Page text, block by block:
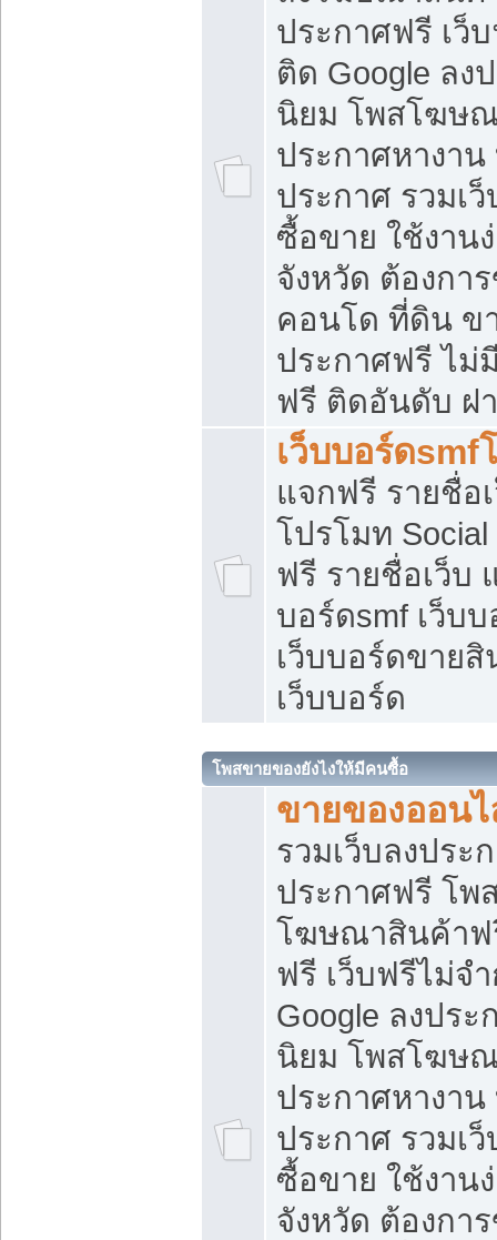
ประกาศฟรี เว็
ติด Google ลง
นิยม โพสโฆษ
ประกาศหางาน
ประกาศ รวมเ
ซื้อขาย ใช้งาน
จังหวัด ต้องกา
คอนโด ที่ดิน ข
ประกาศฟรี ไม่
ฟรี ติดอันดับ ฝ
เว็บบอร์ดsmf
แจกฟรี รายชื่อ
โปรโมท
ฟรี รายชื่อเว็บ
บอร์ดsmf เว็บ
เว็บบอร์ดขาย
เว็บบอร์ด
โพสขายของยังไงให้มีคนซื้อ
ขายของออน
รวมเว็บลงประ
ประกาศฟรี โพ
โฆษณาสินค้าฟ
ฟรี เว็บฟรีไม่จ
Google ลงปร
นิยม โพสโฆษ
ประกาศหางาน
ประกาศ รวมเ
ซื้อขาย ใช้งาน
จังหวัด ต้องกา